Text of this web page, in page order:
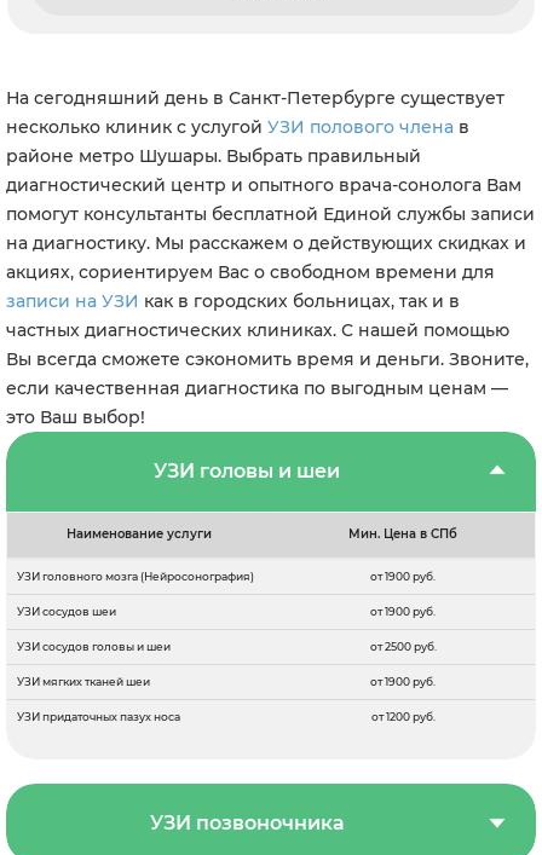
На сегодняшний день в Санкт-Петербурге существует
несколько клиник с услугой УЗИ полового члена в
районе метро Шушары. Выбрать правильный
диагностический центр и опытного врача-сонолога Вам
помогут консультанты бесплатной Единой службы записи
на диагностику. Мы расскажем о действующих скидках и
акциях, сориентируем Вас о свободном времени для
записи на УЗИ как в городских больницах, так и в
частных диагностических клиниках. С нашей помощью
Вы всегда сможете сэкономить время и деньги. Звоните,
если качественная диагностика по выгодным ценам —
это Ваш выбор!
УЗИ головы и шеи
Наименование услуги Мин. Цена в СПб
УЗИ головного мозга (Нейросонография) от 1900 руб.
УЗИ сосудов шеи от 1900 руб.
УЗИ сосудов головы и шеи от 2500 руб.
УЗИ мягких тканей шеи от 1900 руб.
УЗИ придаточных пазух носа от 1200 руб.
УЗИ позвоночника